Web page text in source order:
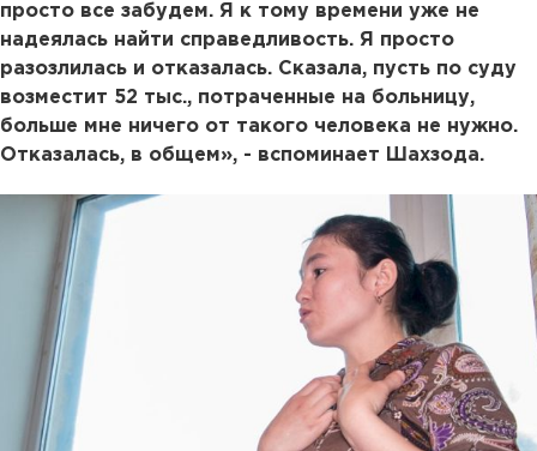
просто все забудем. Я к тому времени уже не
надеялась найти справедливость. Я просто
разозлилась и отказалась. Сказала, пусть по суду
возместит 52 тыс., потраченные на больницу,
больше мне ничего от такого человека не нужно.
Отказалась, в общем», - вспоминает Шахзода.